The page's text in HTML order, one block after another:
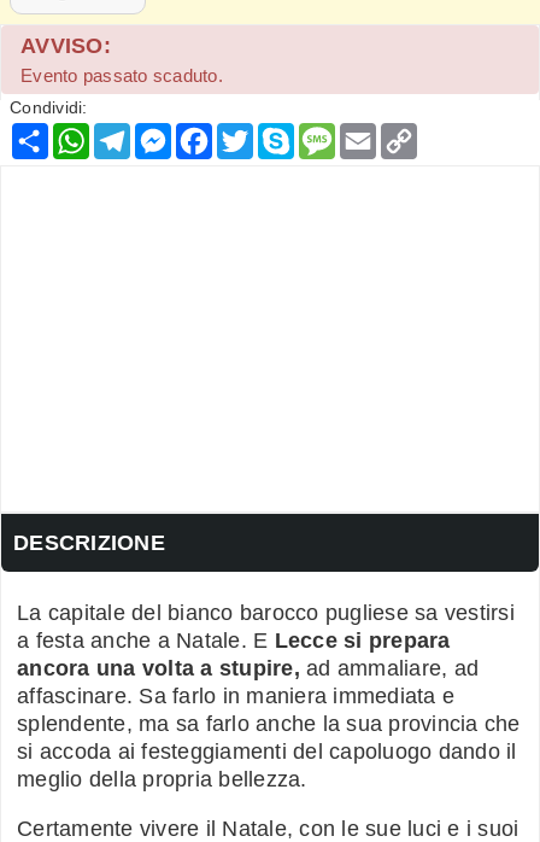
AVVISO:
Evento passato scaduto.
Condividi:
Condividi
WhatsApp
Telegram
Messenger
Facebook
TwitterSkypeMessage
Email
DESCRIZIONE
La capitale del bianco barocco pugliese sa vestirsi
a festa anche a Natale. E Lecce si prepara
ancora una volta a stupire, ad ammaliare, ad
affascinare. Sa farlo in maniera immediata e
splendente, ma sa farlo anche la sua provincia che
si accoda ai festeggiamenti del capoluogo dando il
meglio della propria bellezza.
Certamente vivere il Natale, con le sue luci e i suoi